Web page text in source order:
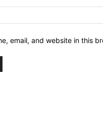
email, and website in this